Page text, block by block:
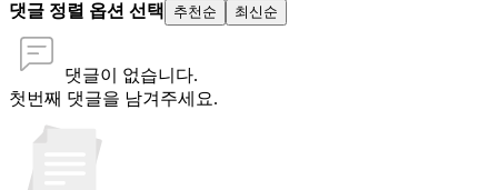
댓글 정렬 옵션 선택
추천순 최신순
댓글이 없습니다.
첫번째 댓글을 남겨주세요.